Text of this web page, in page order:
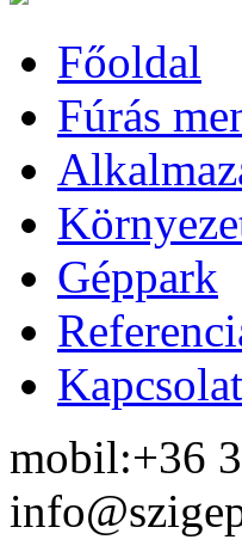
Főoldal
Fúrás
Géppark
Kapcsolat
mobil:+36